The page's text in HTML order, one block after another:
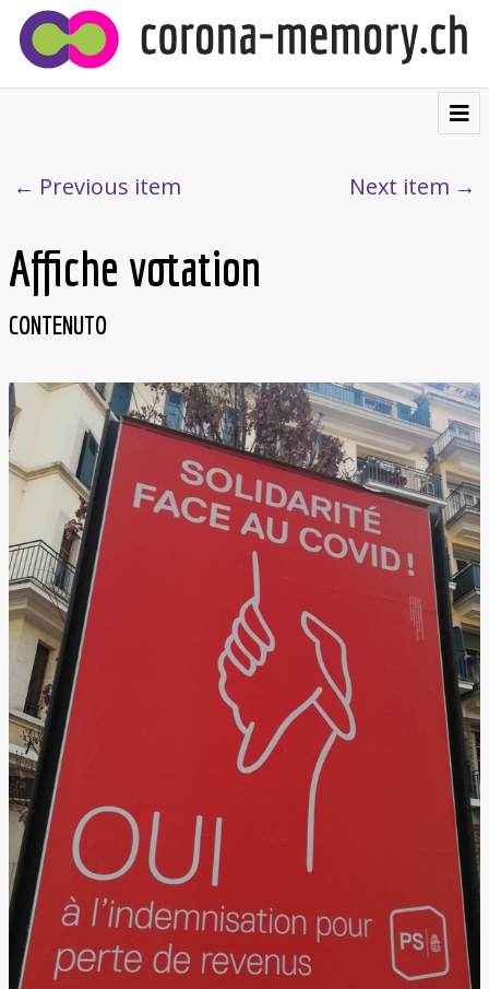
Visualizzazioni
Cartolina postale
Français
Deutsch
Previous item Next item
Affiche votation
CONTENUTO